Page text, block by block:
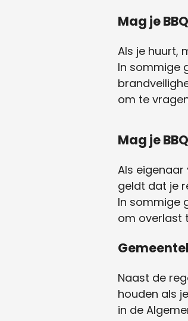
Mag je
Als je huurt,
In sommige
om te
Mag je
Als eigenaar
geldt dat je
In sommige
om overlast
Naast de
houden als
in de